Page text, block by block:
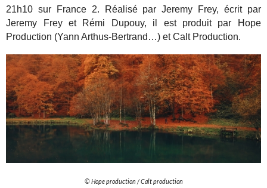
21h10 sur France 2. Réalisé par Jeremy Frey, écrit par
Jeremy Frey et Rémi Dupouy, il est produit par Hope
Production (Yann Arthus-Bertrand…) et Calt Production.
© Hope production / Calt production